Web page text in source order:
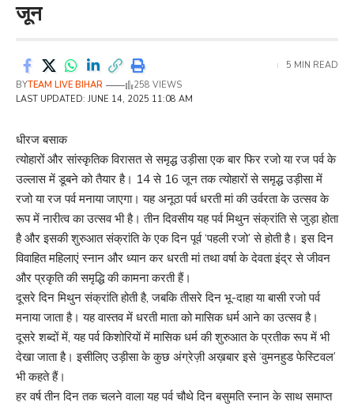
जून
LAST UPDATED: JUNE 14, 2025 11:08 AM
BYTEAM LIVE BIHAR 258 VIEWS
5 MIN READ
धीरज बसाक
त्योहारों और सांस्कृतिक विरासत से समृद्ध उड़ीसा एक बार फिर रजो या रज पर्व के
उल्लास में डूबने को तैयार है। 14 से 16 जून तक त्योहारों से समृद्ध उड़ीसा में
रजो या रज पर्व मनाया जाएगा। यह अनूठा पर्व धरती मां की उर्वरता के उत्सव के
रूप में नारीत्व का उत्सव भी है। तीन दिवसीय यह पर्व मिथुन संक्रांति से जुड़ा होता
है और इसकी शुरुआत संक्रांति के एक दिन पूर्व ‘पहली रजो’ से होती है। इस दिन
विवाहित महिलाएं स्नान और ध्यान कर धरती मां तथा वर्षा के देवता इंद्र से जीवन
और प्रकृति की समृद्धि की कामना करती हैं।
दूसरे दिन मिथुन संक्रांति होती है, जबकि तीसरे दिन भू-दाहा या बासी रजो पर्व
मनाया जाता है। यह वास्तव में धरती माता को मासिक धर्म आने का उत्सव है।
दूसरे शब्दों में, यह पर्व किशोरियों में मासिक धर्म की शुरुआत के प्रतीक रूप में भी
देखा जाता है। इसीलिए उड़ीसा के कुछ अंग्रेज़ी अख़बार इसे ‘वुमनहुड फेस्टिवल’
भी कहते हैं।
हर वर्ष तीन दिन तक चलने वाला यह पर्व चौथे दिन बसुमति स्नान के साथ समाप्त